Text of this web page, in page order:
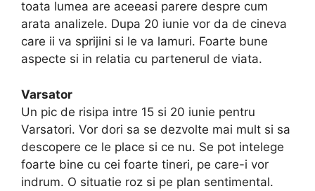
toata lumea are aceeasi parere despre cum
arata analizele. Dupa 20 iunie vor da de cineva
care ii va sprijini si le va lamuri. Foarte bune
aspecte si in relatia cu partenerul de viata.
Varsator
Un pic de risipa intre 15 si 20 iunie pentru
Varsatori. Vor dori sa se dezvolte mai mult si sa
descopere ce le place si ce nu. Se pot intelege
foarte bine cu cei foarte tineri, pe care-i vor
indrum. O situatie roz si pe plan sentimental.